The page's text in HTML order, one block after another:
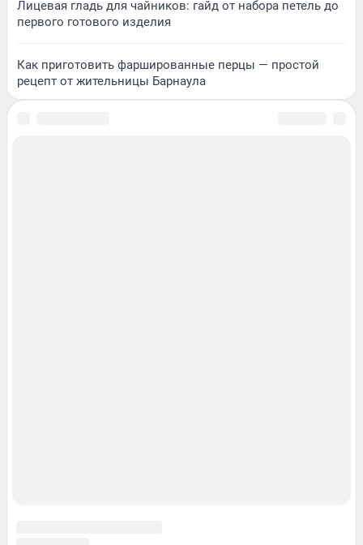
Лицевая гладь для чайников: гайд от набора петель до
первого готового изделия
Как приготовить фаршированные перцы — простой
рецепт от жительницы Барнаула